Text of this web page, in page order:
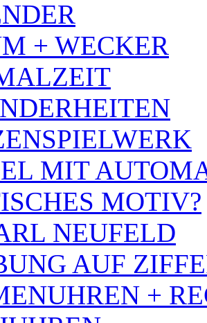
+ WECKER
MIT
MOTIV?
NEUFELD
AUF
+